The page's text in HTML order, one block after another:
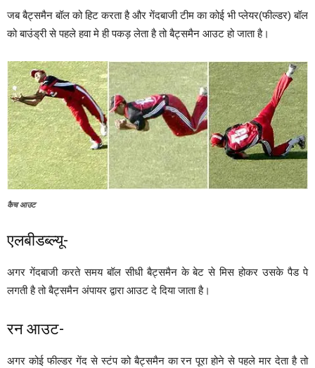
जब बैट्समैन बॉल को हिट करता है और गेंदबाजी टीम का कोई भी प्लेयर(फील्डर) बॉल
को बाउंड्री से पहले हवा मे ही पकड़ लेता है तो बैट्समैन आउट हो जाता है।
कैच आउट
एलबीडब्ल्यू-
अगर गेंदबाजी करते समय बॉल सीधी बैट्समैन के बेट से मिस होकर उसके पैड पे
लगती है तो बैट्समैन अंपायर द्वारा आउट दे दिया जाता है।
रन आउट-
अगर कोई फील्डर गेंद से स्टंप को बैट्समैन का रन पूरा होने से पहले मार देता है तो